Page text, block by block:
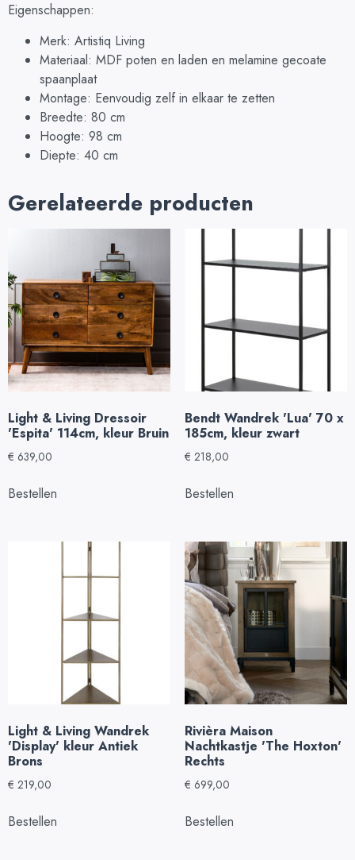
Eigenschappen:
Merk: Artistiq Living
Materiaal: MDF poten en laden en melamine gecoate
spaanplaat
Montage: Eenvoudig zelf in elkaar te zetten
Breedte: 80 cm
Hoogte: 98 cm
Diepte: 40 cm
Gerelateerde producten
Light & Living Dressoir
'Espita' 114cm, kleur Bruin
€ 639,00
Bestellen
Bendt Wandrek 'Lua' 70 x
185cm, kleur zwart
€ 218,00
Bestellen
Light & Living Wandrek
'Display' kleur Antiek
Brons
€ 219,00
Bestellen
Rivièra Maison
Nachtkastje 'The Hoxton'
Rechts
€ 699,00
Bestellen